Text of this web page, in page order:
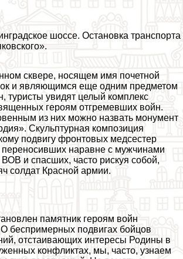
шоссе. Остановка трaнcпорта
сквере, носящем имя почетной
и являющимся еще одним предметом
туристы увидят целый комплекс
героям отгремевших войн.
из них можно назвать монумент
Скульптурная композиция
подвигу фронтовых медсестер
наравне с мужчинами
и спасших, часто рискуя собой,
солдат Красной армии.
памятник героям войн
беспримерных подвигах бойцов
отстаивающих интересы Родины в
конфликтах, мы, часто, узнаем